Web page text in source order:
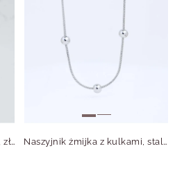
Naszyjnik krawatka, kuleczki, złoty S3V71962-2Z Naszyjnik żmijka z kulkami, stal S304795S00